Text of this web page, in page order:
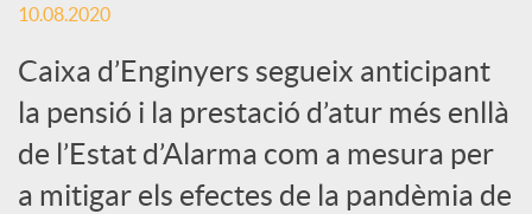
s
S
o
10.08.2020
Caixa d’Enginyers segueix anticipant
la pensió i la prestació d’atur més enllà
de l’Estat d’Alarma com a mesura per
a mitigar els efectes de la pandèmia de